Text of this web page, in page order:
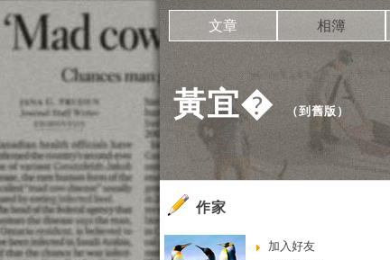
黃宜� （到舊版 ）
文章 相簿
作家
加入好友